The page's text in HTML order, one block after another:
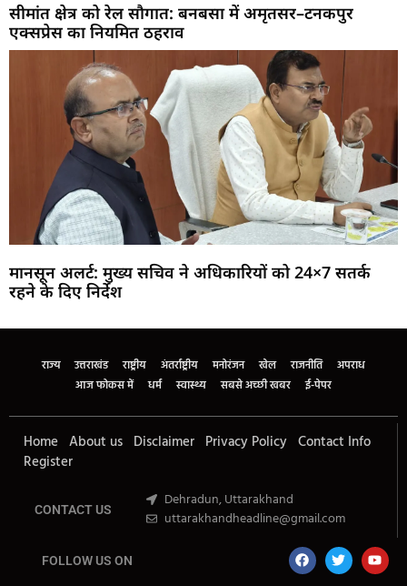
सीमांत क्षेत्र को रेल सौगात: बनबसा में अमृतसर–टनकपुर
एक्सप्रेस का नियमित ठहराव
मानसून अलर्ट: मुख्य सचिव ने अधिकारियों को 24×7 सतर्क
रहने के दिए निर्देश
राज्य उत्तराखंड राष्ट्रीय अंतर्राष्ट्रीय मनोरंजन खेल राजनीति
अपराध
आज फोकस में
धर्म स्वास्थ्य सबसे अच्छी खबर ई-पेपर
Home About us Disclaimer Privacy Policy Contact Info
Register
CONTACT US
Dehradun, Uttarakhand
uttarakhandheadline@gmail.com
FOLLOW US ON